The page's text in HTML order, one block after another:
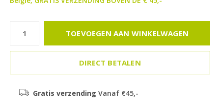
TOEVOEGEN AAN WINKELWAGEN
DIRECT BETALEN
Gratis verzending Vanaf €45,-